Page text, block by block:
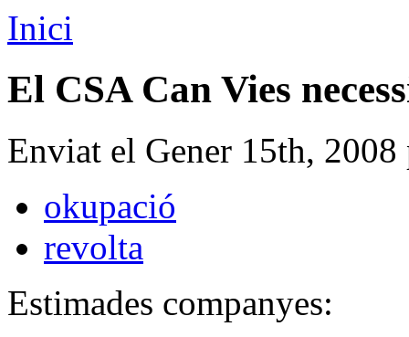
Inici
El CSA Can Vies
Enviat el Gener 15th, 2008
okupació
revolta
Estimades companyes: